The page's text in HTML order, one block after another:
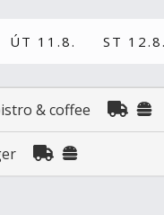
ÚT 11.8. ST 12.8.
& coffee